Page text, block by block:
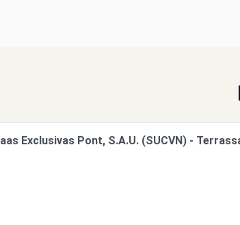
Exclusivas Pont, S.A.U. (SUCVN) -